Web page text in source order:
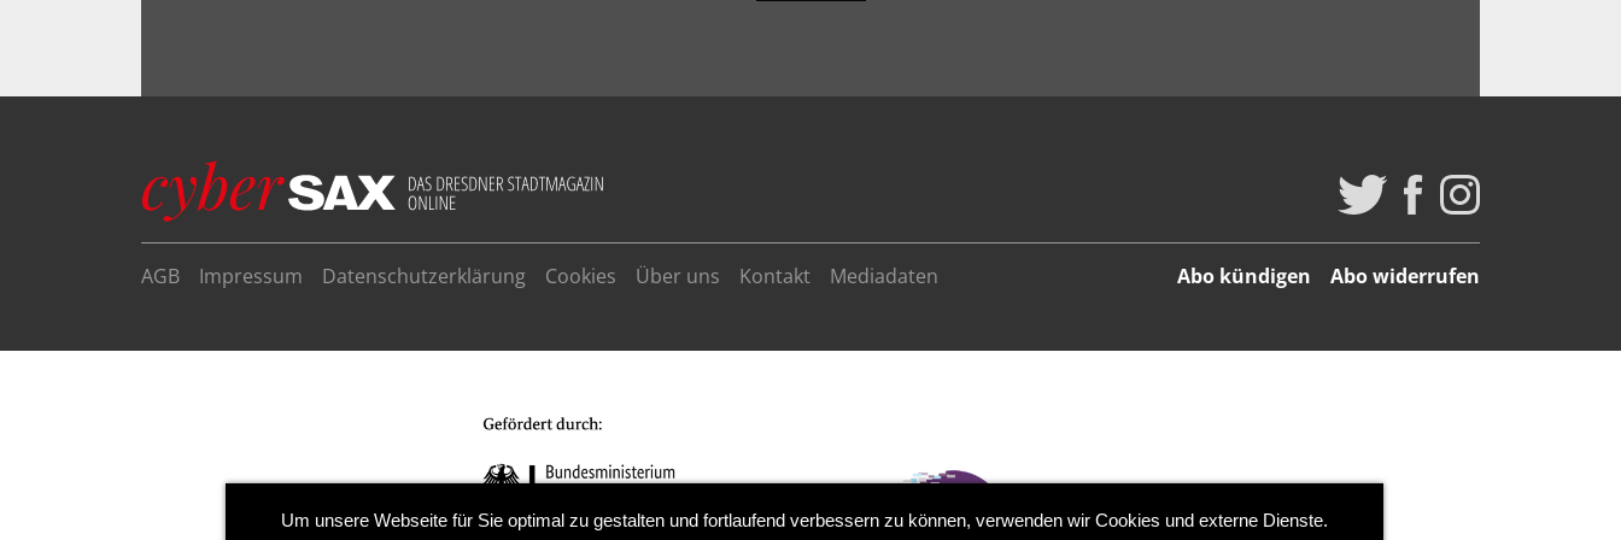
AGB Impressum Datenschutzerklärung Cookies Über uns Kontakt Mediadaten Abo kündigen Abo widerrufen
Um unsere Webseite für Sie optimal zu gestalten und fortlaufend verbessern zu können, verwenden wir Cookies und externe Dienste.